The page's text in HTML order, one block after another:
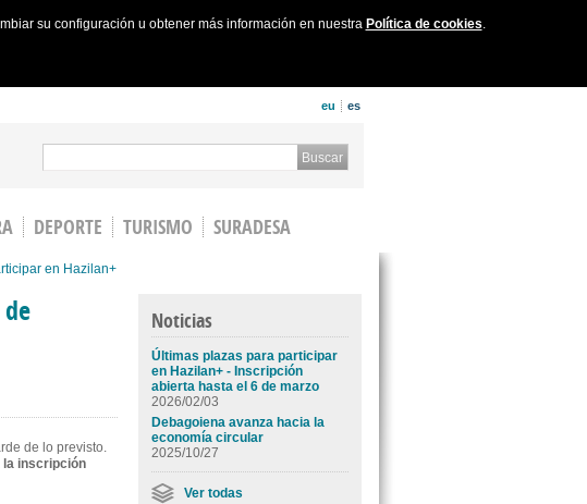
su configuración u obtener más información en nuestra Política de cookies.
eu es
Search form
DEPORTE TURISMO
SURADESA
en Hazilan+
de lo previsto.
la inscripción
Noticias
Últimas plazas para participar
en Hazilan+ - Inscripción
abierta hasta el 6 de marzo
2026/02/03
Debagoiena avanza hacia la
economía circular
2025/10/27
Ver todas